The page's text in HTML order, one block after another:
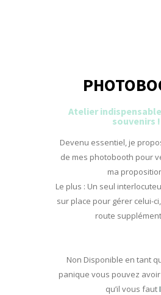
Atelier
souvenirs !
Devenu essentiel, je
de mes photobooth pour
ma
Le plus : Un seul
sur place pour gérer celui-
route
Non Disponible en tant
panique vous pouvez
qu’il vous faut